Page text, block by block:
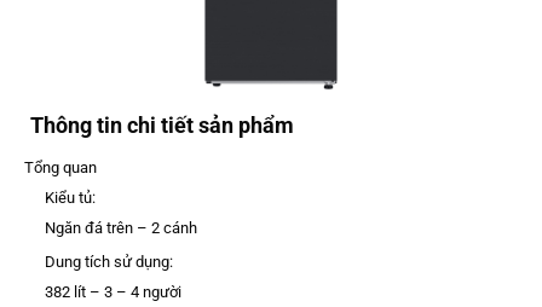
Thông tin chi tiết sản phẩm
Tổng quan
Kiểu tủ:
Ngăn đá trên – 2 cánh
Dung tích sử dụng:
382 lít – 3 – 4 người